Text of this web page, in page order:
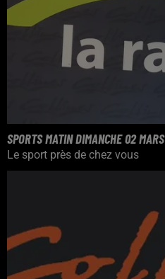
SPORTS MATIN DIMANCHE 02 MARS
Le sport près de chez vous